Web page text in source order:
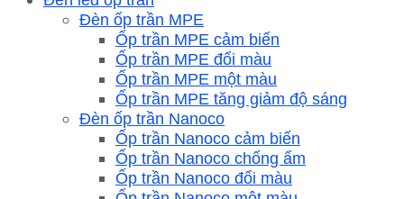
Đèn ốp trần MPE
Ốp trần MPE cảm biến
Ốp trần MPE đổi màu
Ốp trần MPE một màu
Ốp trần MPE tăng giảm độ sáng
Đèn ốp trần Nanoco
Ốp trần Nanoco cảm biến
Ốp trần Nanoco chống ẩm
Ốp trần Nanoco đổi màu